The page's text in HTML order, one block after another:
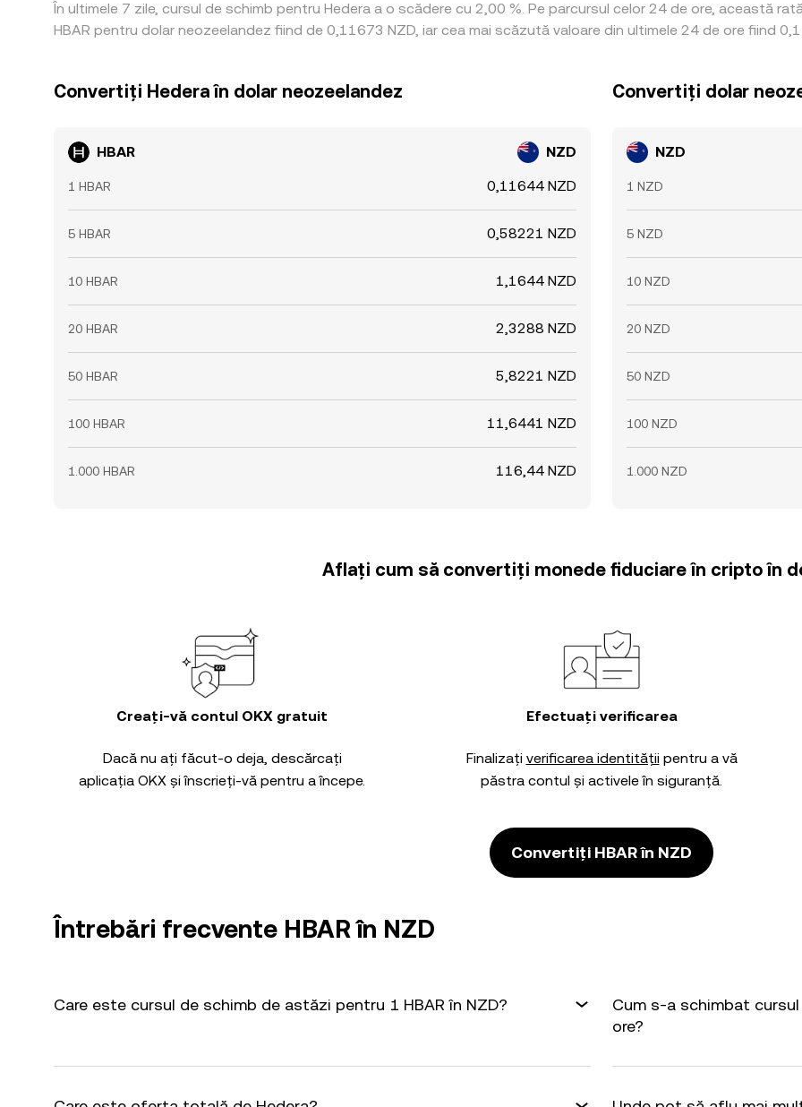
În ultimele 7 zile, cursul de schimb pentru Hedera a o scădere cu 2,00 %. Pe parcursul celor 24 de ore, această
HBAR pentru dolar neozeelandez fiind de 0,11673 NZD, iar cea mai scăzută valoare din ultimele 24 de ore fiind
Convertiți Hedera în dolar neozeelandez
HBAR NZD
1 HBAR 0,11644 NZD
5 HBAR 0,58221 NZD
10 HBAR 1,1644 NZD
20 HBAR 2,3288 NZD
50 HBAR 5,8221 NZD
100 HBAR 11,6441 NZD
1.000 HBAR 116,44 NZD
Convertiți dolar
NZD
1 NZD
5 NZD
10 NZD
20 NZD
50 NZD
100 NZD
1.000 NZD
Aflați cum să convertiți monede fiduciare în cripto în
Creați-vă contul OKX gratuit
Dacă nu ați făcut-o deja, descărcați
aplicația OKX și înscrieți-vă pentru a începe.
Efectuați verificarea
Finalizați verificarea identității pentru a vă
păstra contul și activele în siguranță.
Convertiți HBAR în NZD
Întrebări frecvente HBAR în NZD
Care este cursul de schimb de astăzi pentru 1 HBAR în NZD?
Cum s-a schimbat
ore?